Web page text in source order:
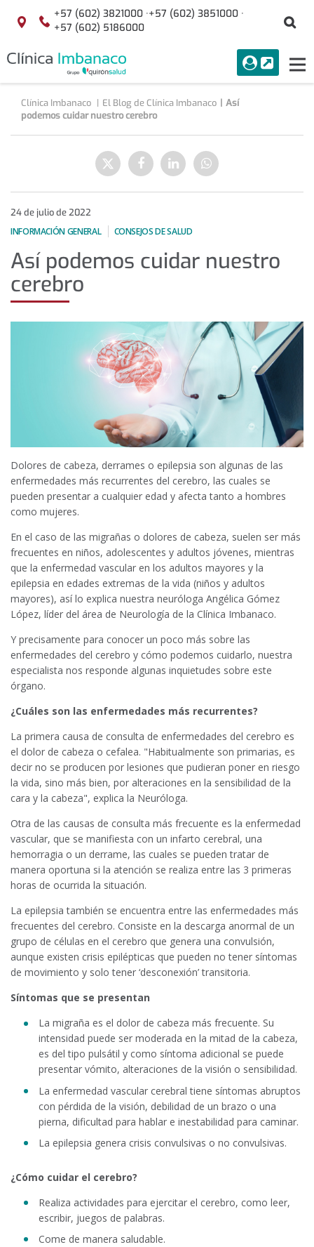
Localización
+57 (602) 3821000 ·+57 (602) 3851000 ·
+57 (602) 5186000
menuAcceso
Buscar
Clínica Imbanaco El Blog de Clínica Imbanaco
Así
podemos cuidar nuestro cerebro
Enviar
a
Twitter
Compartir
en
Facebook
Compartir
en
Linkedin
Compartir
en
WhatsApp
24 de julio de 2022
INFORMACIÓN GENERAL
CONSEJOS DE SALUD
Así podemos cuidar nuestro
cerebro
Dolores de cabeza, derrames o epilepsia son algunas de las
enfermedades más recurrentes del cerebro, las cuales se
pueden presentar a cualquier edad y afecta tanto a hombres
como mujeres.
En el caso de las migrañas o dolores de cabeza, suelen ser más
frecuentes en niños, adolescentes y adultos jóvenes, mientras
que la enfermedad vascular en los adultos mayores y la
epilepsia en edades extremas de la vida (niños y adultos
mayores), así lo explica nuestra neuróloga Angélica Gómez
López, líder del área de Neurología de la Clínica Imbanaco.
Y precisamente para conocer un poco más sobre las
enfermedades del cerebro y cómo podemos cuidarlo, nuestra
especialista nos responde algunas inquietudes sobre este
órgano.
¿Cuáles son las enfermedades más recurrentes?
La primera causa de consulta de enfermedades del cerebro es
el dolor de cabeza o cefalea. "Habitualmente son primarias, es
decir no se producen por lesiones que pudieran poner en riesgo
la vida, sino más bien, por alteraciones en la sensibilidad de la
cara y la cabeza", explica la Neuróloga.
Otra de las causas de consulta más frecuente es la enfermedad
vascular, que se manifiesta con un infarto cerebral, una
hemorragia o un derrame, las cuales se pueden tratar de
manera oportuna si la atención se realiza entre las 3 primeras
horas de ocurrida la situación.
La epilepsia también se encuentra entre las enfermedades más
frecuentes del cerebro. Consiste en la descarga anormal de un
grupo de células en el cerebro que genera una convulsión,
aunque existen crisis epilépticas que pueden no tener síntomas
de movimiento y solo tener ‘desconexión’ transitoria.
Síntomas que se presentan
La migraña es el dolor de cabeza más frecuente. Su
intensidad puede ser moderada en la mitad de la cabeza,
es del tipo pulsátil y como síntoma adicional se puede
presentar vómito, alteraciones de la visión o sensibilidad.
La enfermedad vascular cerebral tiene síntomas abruptos
con pérdida de la visión, debilidad de un brazo o una
pierna, dificultad para hablar e inestabilidad para caminar.
La epilepsia genera crisis convulsivas o no convulsivas.
¿Cómo cuidar el cerebro?
Realiza actividades para ejercitar el cerebro, como leer,
escribir, juegos de palabras.
Come de manera saludable.